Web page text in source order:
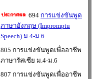
694 การแข่งขันพูด
ภาษาอังกฤษ (Impromptu
Speech) ม.4-ม.6
805 การแข่งขันพูดเพื่ออาชีพ
ภาษารัสเซีย ม.4-ม.6
807 การแข่งขันพูดเพื่ออาชีพ